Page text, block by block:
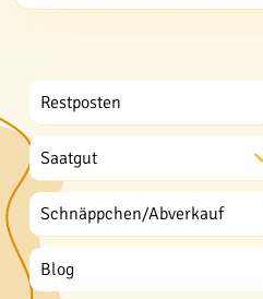
Restposten
Saatgut
Schnäppchen/Abverkauf
Blog